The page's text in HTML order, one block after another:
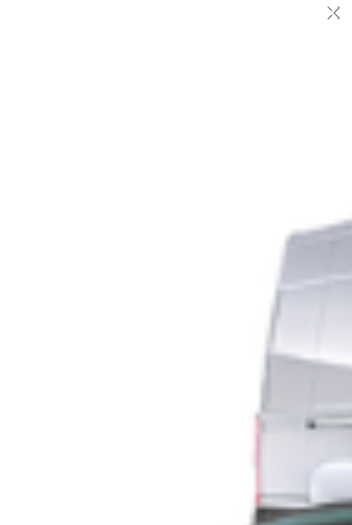
capitolo. A seguito della lunga lettera aperta del patron Claudio
✕